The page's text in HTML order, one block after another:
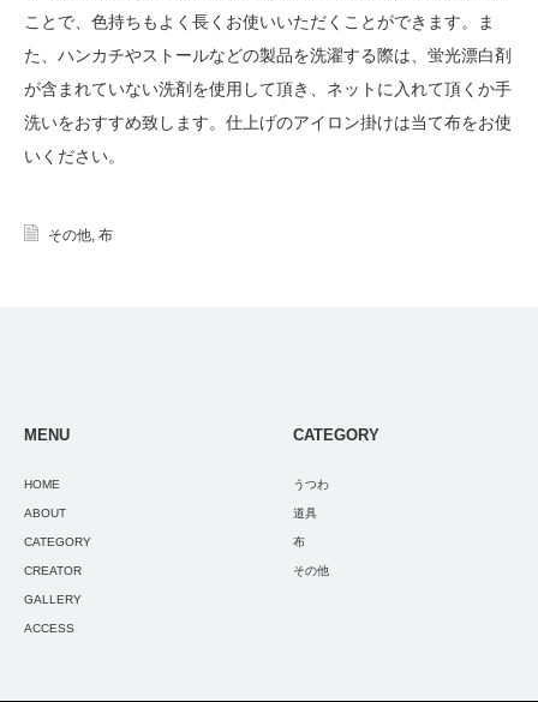
ことで、色持ちもよく長くお使いいただくことができます。ま
た、ハンカチやストールなどの製品を洗濯する際は、蛍光漂白剤
が含まれていない洗剤を使用して頂き、ネットに入れて頂くか手
洗いをおすすめ致します。仕上げのアイロン掛けは当て布をお使
いください。
その他, 布
MENU
HOME
ABOUT
CATEGORY
CREATOR
GALLERY
ACCESS
CATEGORY
うつわ
道具
布
その他